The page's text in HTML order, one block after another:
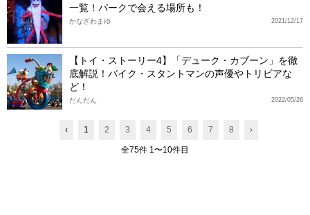
一覧！パークで会える場所も！
2021/12/17
かなざわまゆ
【トイ・ストーリー4】「デューク・カブーン」を徹
底解説！バイク・スタントマンの声優やトリビアな
ど！
2022/05/26
だんだん
‹ 1 2 3 4 5 6 7 8 ›
全75件 1〜10件目